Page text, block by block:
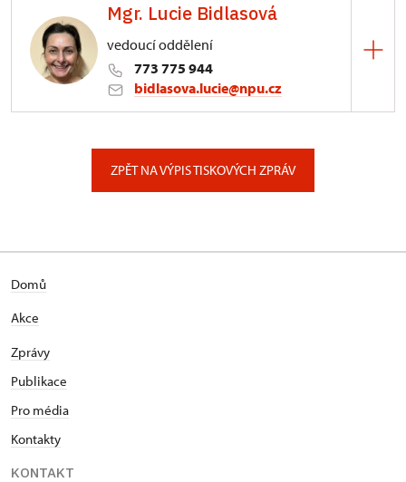
3/, Sychrov 3
Mgr. Lucie Bidlasová
vedoucí oddělení
773 775 944
bidlasova.lucie@npu.cz
ZPĚT NA VÝPIS TISKOVÝCH ZPRÁV
Domů
Akce
Zprávy
Publikace
Pro média
Kontakty
KONTAKT